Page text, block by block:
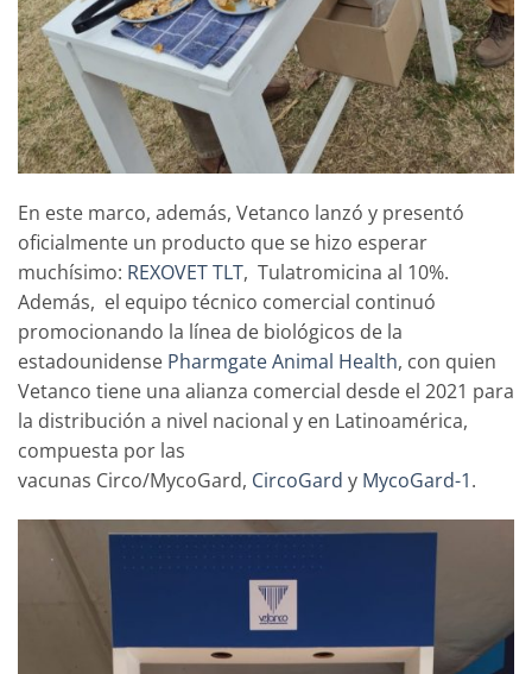
En este marco, además, Vetanco lanzó y presentó
oficialmente un producto que se hizo esperar
muchísimo: REXOVET TLT, Tulatromicina al 10%.
Además, el equipo técnico comercial continuó
promocionando la línea de biológicos de la
estadounidense Pharmgate Animal Health, con quien
Vetanco tiene una alianza comercial desde el 2021 para
la distribución a nivel nacional y en Latinoamérica,
compuesta por las
vacunas Circo/MycoGard, CircoGard y MycoGard-1.